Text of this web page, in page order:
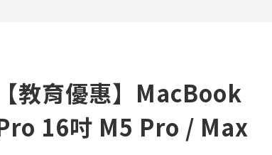
【教育優惠】MacBook
16吋 M5 Pro / Max